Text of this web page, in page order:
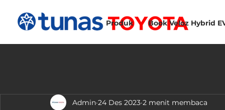
Produk Book Veloz Hybrid
Admin 24 Des 2023 2 menit membaca